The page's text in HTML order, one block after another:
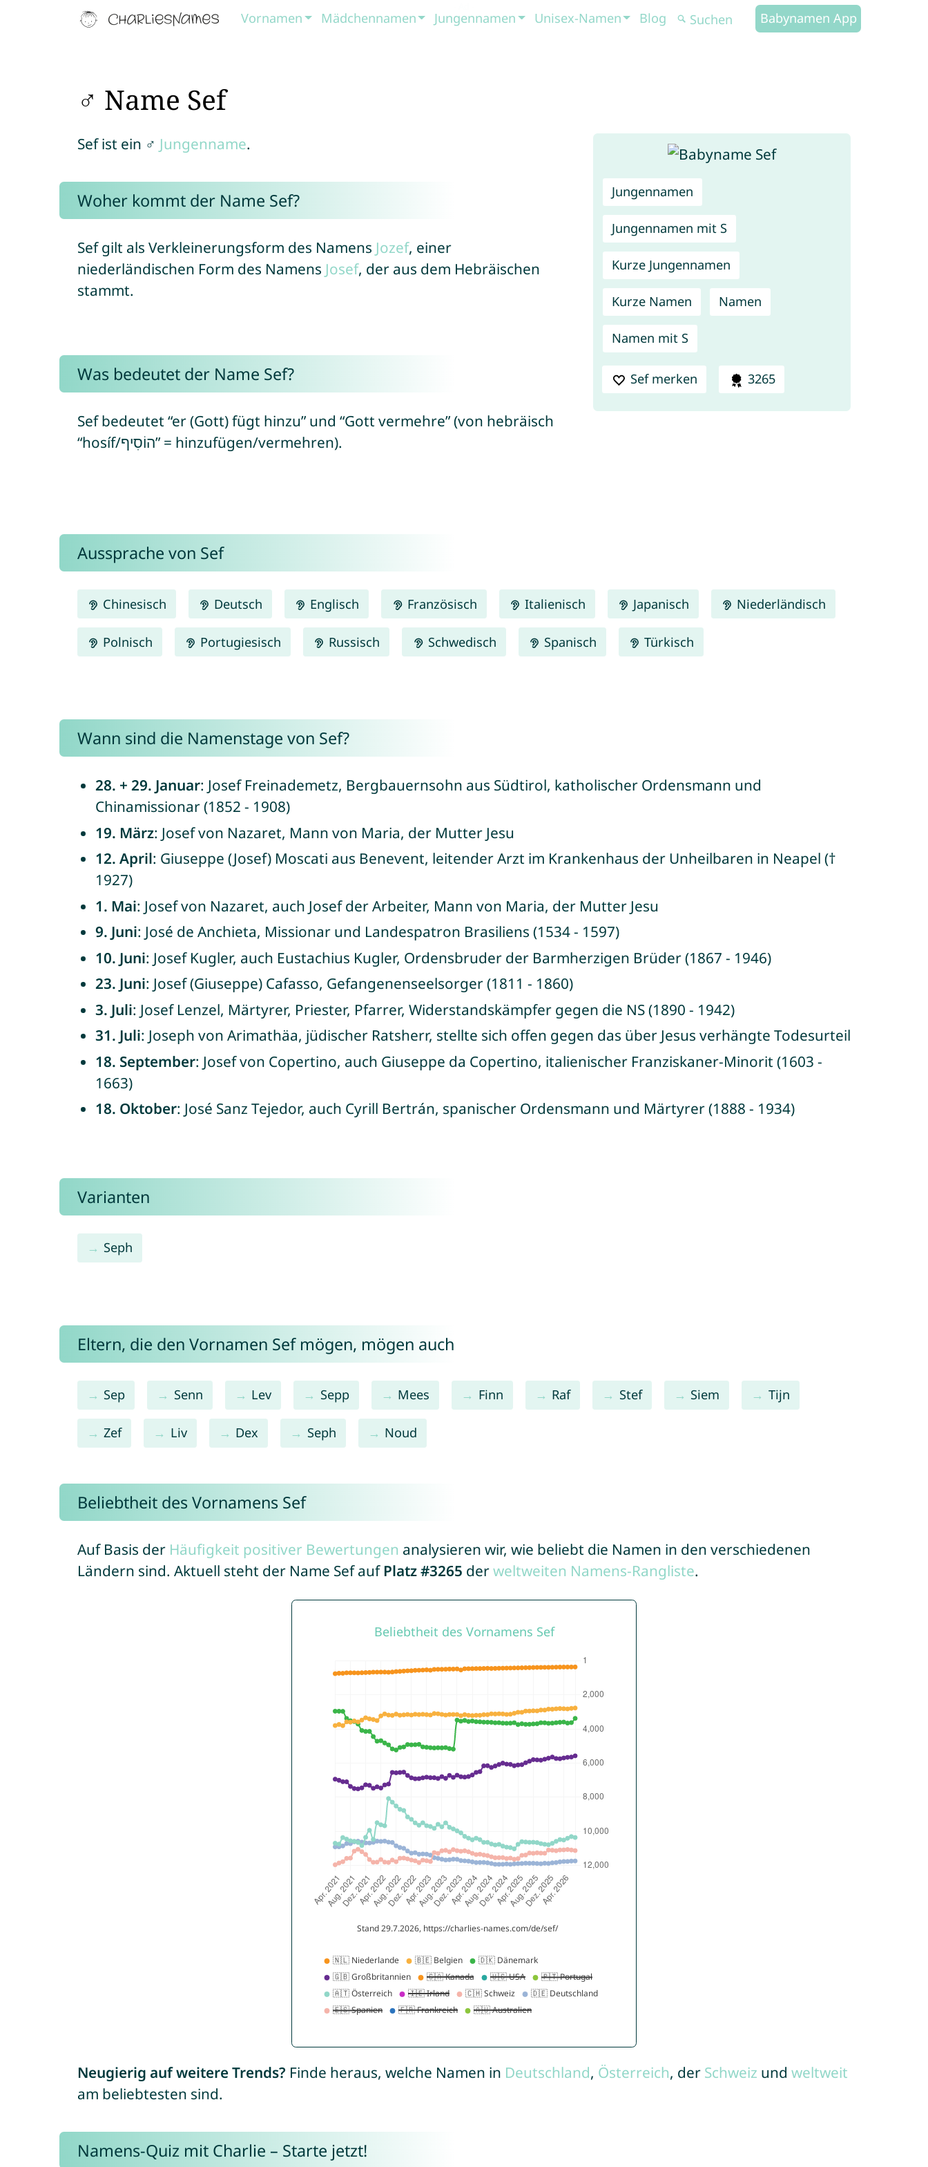
Vornamen Mädchennamen Jungennamen Unisex-Namen Blog Babynamen App
♂ Name Sef
Jungennamen
Jungennamen mit S
Kurze Jungennamen
Kurze Namen Namen
Namen mit S
Sef merken 3265
Sef ist ein ♂ Jungenname.
Woher kommt der Name Sef?
Sef gilt als Verkleinerungsform des Namens Jozef, einer
niederländischen Form des Namens Josef, der aus dem Hebräischen
stammt.
Was bedeutet der Name Sef?
Sef bedeutet “er (Gott) fügt hinzu” und “Gott vermehre” (von hebräisch
“hosíf/הוֹסִיף” = hinzufügen/vermehren).
Aussprache von Sef
Chinesisch Deutsch Englisch Französisch Italienisch Japanisch Niederländisch
Polnisch Portugiesisch Russisch Schwedisch Spanisch Türkisch
Wann sind die Namenstage von Sef?
28. + 29. Januar: Josef Freinademetz, Bergbauernsohn aus Südtirol, katholischer Ordensmann und
Chinamissionar (1852 - 1908)
19. März: Josef von Nazaret, Mann von Maria, der Mutter Jesu
12. April: Giuseppe (Josef) Moscati aus Benevent, leitender Arzt im Krankenhaus der Unheilbaren in Neapel (†
1927)
1. Mai: Josef von Nazaret, auch Josef der Arbeiter, Mann von Maria, der Mutter Jesu
9. Juni: José de Anchieta, Missionar und Landespatron Brasiliens (1534 - 1597)
10. Juni: Josef Kugler, auch Eustachius Kugler, Ordensbruder der Barmherzigen Brüder (1867 - 1946)
23. Juni: Josef (Giuseppe) Cafasso, Gefangenenseelsorger (1811 - 1860)
3. Juli: Josef Lenzel, Märtyrer, Priester, Pfarrer, Widerstandskämpfer gegen die NS (1890 - 1942)
31. Juli: Joseph von Arimathäa, jüdischer Ratsherr, stellte sich offen gegen das über Jesus verhängte Todesurteil
18. September: Josef von Copertino, auch Giuseppe da Copertino, italienischer Franziskaner-Minorit (1603 -
1663)
18. Oktober: José Sanz Tejedor, auch Cyrill Bertrán, spanischer Ordensmann und Märtyrer (1888 - 1934)
Varianten
Seph
Eltern, die den Vornamen Sef mögen, mögen auch
Sep Senn Lev Sepp Mees Finn Raf Stef Siem Tijn
Zef Liv Dex Seph Noud
Beliebtheit des Vornamens Sef
Auf Basis der Häufigkeit positiver Bewertungen analysieren wir, wie beliebt die Namen in den verschiedenen
Ländern sind. Aktuell steht der Name Sef auf Platz #3265 derweltweiten Namens-Rangliste.
Neugierig auf weitere Trends? Finde heraus, welche Namen in Deutschland, Österreich, der Schweiz und weltweit
am beliebtesten sind.
Namens-Quiz mit Charlie – Starte jetzt!